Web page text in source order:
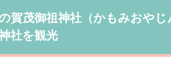
賀茂御祖神社（かもみおやじ
社を観光